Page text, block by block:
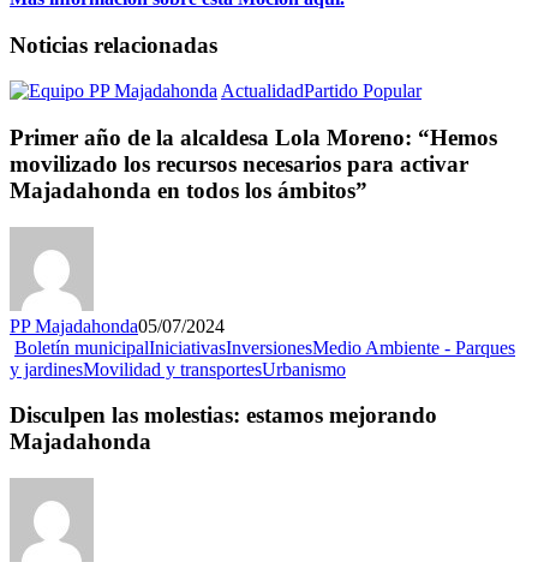
Noticias relacionadas
ActualidadPartido Popular
Primer año de la alcaldesa Lola Moreno: “Hemos
movilizado los recursos necesarios para activar
Majadahonda en todos los ámbitos”
PP Majadahonda05/07/2024
Boletín municipalIniciativasInversionesMedio Ambiente - Parques
y jardinesMovilidad y transportesUrbanismo
Disculpen las molestias: estamos mejorando
Majadahonda